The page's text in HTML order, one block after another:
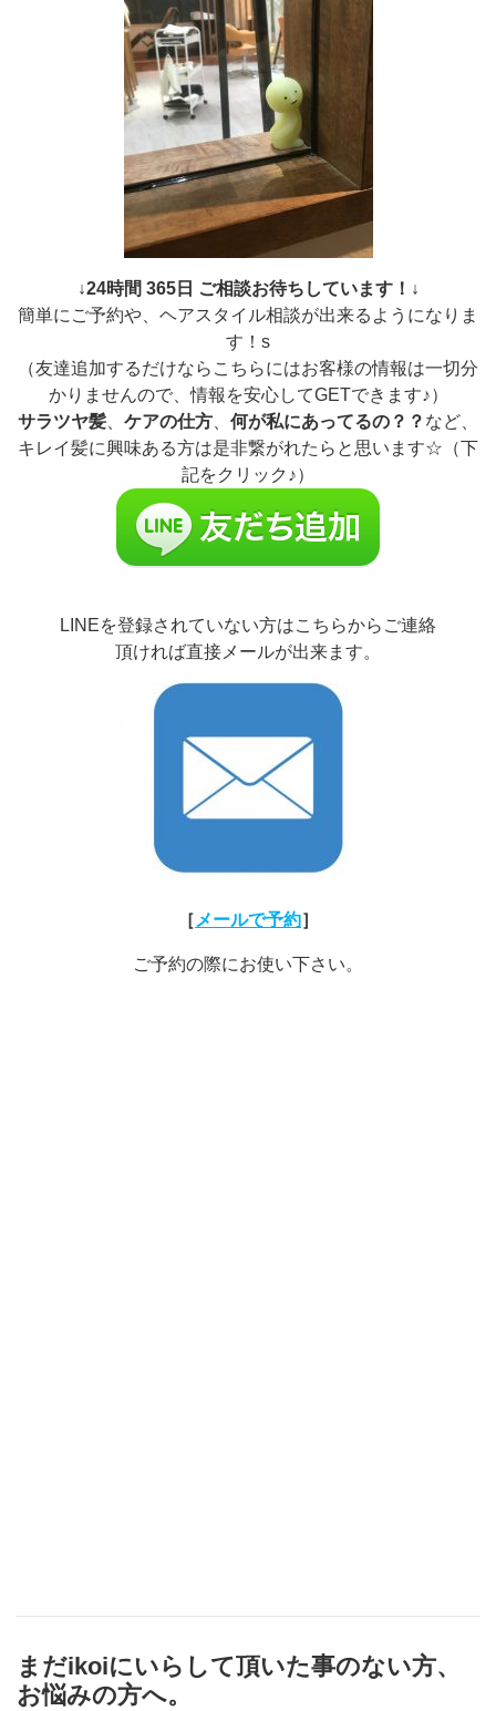
↓24時間 365日 ご相談お待ちしています！↓
簡単にご予約や、ヘアスタイル相談が出来るようになりま
す！s
（友達追加するだけならこちらにはお客様の情報は一切分
かりませんので、情報を安心してGETできます♪）
サラツヤ髪
ケアの仕方 何が私にあってるの？？ など、
キレイ髪に興味ある方は是非繋がれたらと思います☆（下
記をクリック♪）
LINEを登録されていない方はこちらからご連絡
頂ければ直接メールが出来ます。
［ メールで予約］
ご予約の際にお使い下さい。
まだikoiにいらして頂いた事のない方、
お悩みの方へ。